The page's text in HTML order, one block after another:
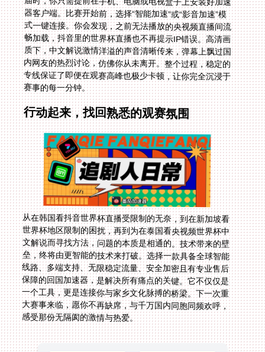
赛事的每一分钟。
行动起来，找回熟悉的观赛氛围
从在韩国看抖音世界杯直播受限制的无奈，到在新加坡看
世界杯地区限制的困扰，再到为在泰国看央视频世界杯中
文解说而寻找方法，问题的本质是相通的。技术带来的壁
垒，终将由更智能的技术来打破。选择一款具备全球智能
线路、多端支持、无限稳定流量、安全加密且有专业售后
保障的回国加速器，是解决所有痛点的关键。它不仅仅是
一个工具，更是连接你与家乡文化脉搏的桥梁。下一次重
大赛事来临，愿你不再缺席，与千万国内同胞同频欢呼，
感受那份无隔阂的激情与热爱。